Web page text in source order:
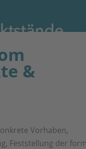
&
Vorhaben,
Feststellung der